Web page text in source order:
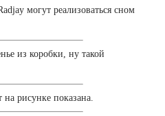
могут реализоваться сном
из коробки, ну такой
на рисунке показана.